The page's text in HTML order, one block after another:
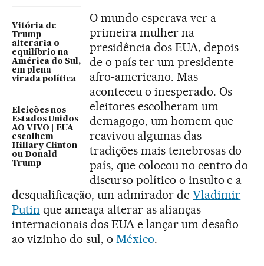
Vitória de
Trump
alteraria o
equilíbrio na
América do Sul,
em plena
virada política
Eleições nos
Estados Unidos
AO VIVO | EUA
escolhem
Hillary Clinton
ou Donald
Trump
O mundo esperava ver a
primeira mulher na
presidência dos EUA, depois
de o país ter um presidente
afro-americano. Mas
aconteceu o inesperado. Os
eleitores escolheram um
demagogo, um homem que
reavivou algumas das
tradições mais tenebrosas do
país, que colocou no centro do
discurso político o insulto e a
desqualificação, um admirador deVladimir
Putin que ameaça alterar as alianças
internacionais dos EUA e lançar um desafio
ao vizinho do sul, o México.